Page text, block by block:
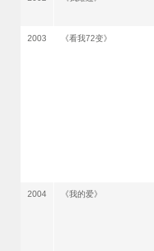
2003 《看我72变》
2004 《我的爱》